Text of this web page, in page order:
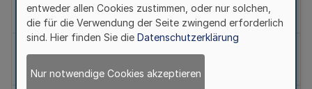
entweder allen Cookies zustimmen, oder nur solchen,
die für die Verwendung der Seite zwingend erforderlich
sind. Hier finden Sie die Datenschutzerklärung
Nur notwendige Cookies akzeptieren